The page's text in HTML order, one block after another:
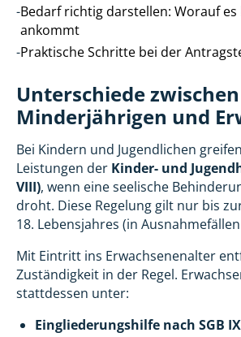
-Bedarf richtig darstellen: Worauf es
ankommt
-Praktische Schritte bei der
Unterschiede zwischen
Minderjährigen und
Bei Kindern und Jugendlichen
Leistungen der Kinder- und
VIII), wenn eine seelische
droht. Diese Regelung gilt nur bis
18. Lebensjahres (in
Mit Eintritt ins Erwachsenenalter
Zuständigkeit in der Regel.
stattdessen unter:
Eingliederungshilfe nach SGB IX